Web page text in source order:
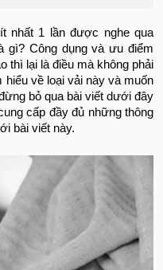
nhất 1 lần được nghe qua
gì? Công dụng và ưu điểm
thì lại là điều mà không phải
hiểu về loại vải này và muốn
bỏ qua bài viết dưới đây
cấp đầy đủ những thông
bài viết này.